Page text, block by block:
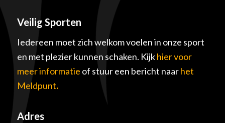
Veilig Sporten
Iedereen moet zich welkom voelen in onze sport
en met plezier kunnen schaken. Kijkhier voor
meer informatie of stuur een bericht naarhet
Meldpunt.
Adres